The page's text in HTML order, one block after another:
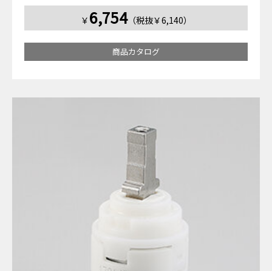
￥ 6,754（税抜￥6,140）
商品カタログ